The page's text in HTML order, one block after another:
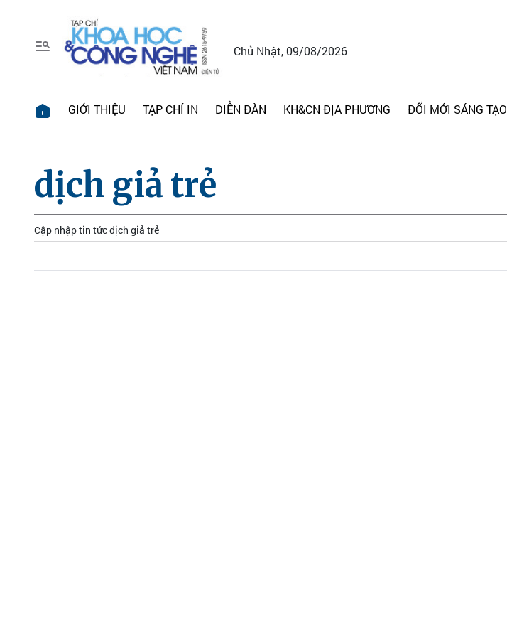
Chủ Nhật, 09/08/2026
GIỚI THIỆU TẠP CHÍ IN DIỄN ĐÀN KH&CN ĐỊA PHƯƠNG ĐỔI MỚI SÁNG TẠO
dịch giả trẻ
Cập nhập tin tức dịch giả trẻ